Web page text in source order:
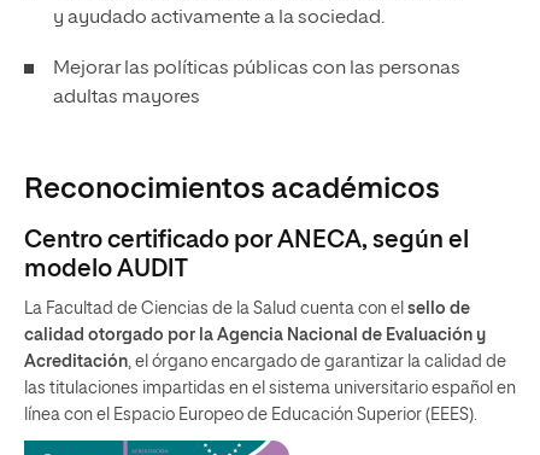
y ayudado activamente a la sociedad.
Mejorar las políticas públicas con las personas
adultas mayores
Reconocimientos académicos
Centro certificado por ANECA, según el
modelo AUDIT
La Facultad de Ciencias de la Salud cuenta con el sello de
calidad otorgado por la Agencia Nacional de Evaluación y
Acreditación, el órgano encargado de garantizar la calidad de
las titulaciones impartidas en el sistema universitario español en
línea con el Espacio Europeo de Educación Superior (EEES).